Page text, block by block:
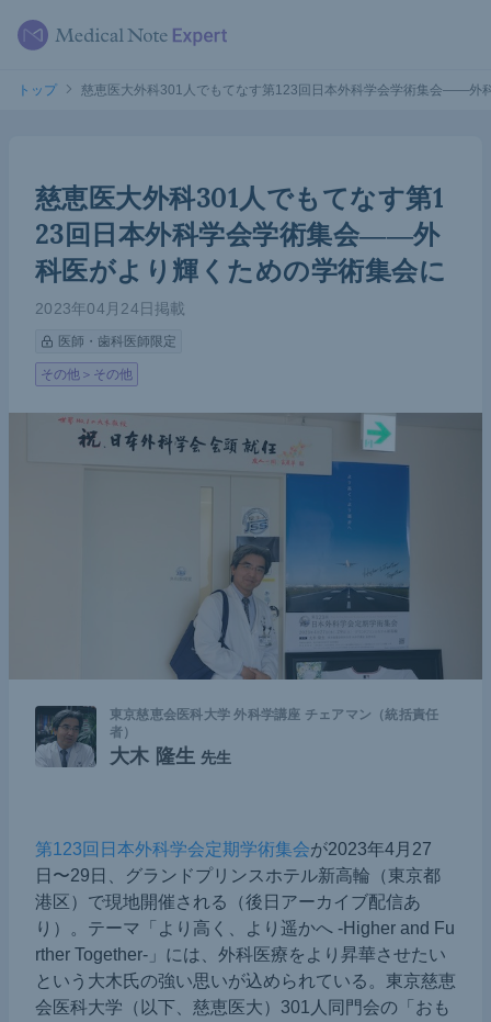
トップ 慈恵医大外科301人でもてなす第123回日本外科学会学術集会――外
慈恵医大外科301人でもてなす第1
23回日本外科学会学術集会――外
科医がより輝くための学術集会に
2023年04月24日掲載
医師・歯科医師限定
その他＞その他
東京慈恵会医科大学 外科学講座 チェアマン（統括責任
者）
大木 隆生 先生
第123回日本外科学会定期学術集会が2023年4月27
日〜29日、グランドプリンスホテル新高輪（東京都
港区）で現地開催される（後日アーカイブ配信あ
り）。テーマ「より高く、より遥かへ -Higher and Fu
rther Together-」には、外科医療をより昇華させたい
という大木氏の強い思いが込められている。東京慈恵
会医科大学（以下、慈恵医大）301人同門会の「おも